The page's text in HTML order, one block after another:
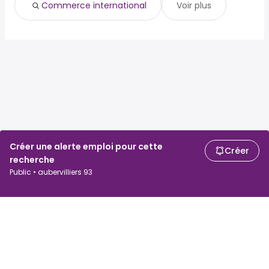
Créer une alerte emploi pour cette
recherche
Public • aubervilliers 93
Créer
Commerce international Voir plus